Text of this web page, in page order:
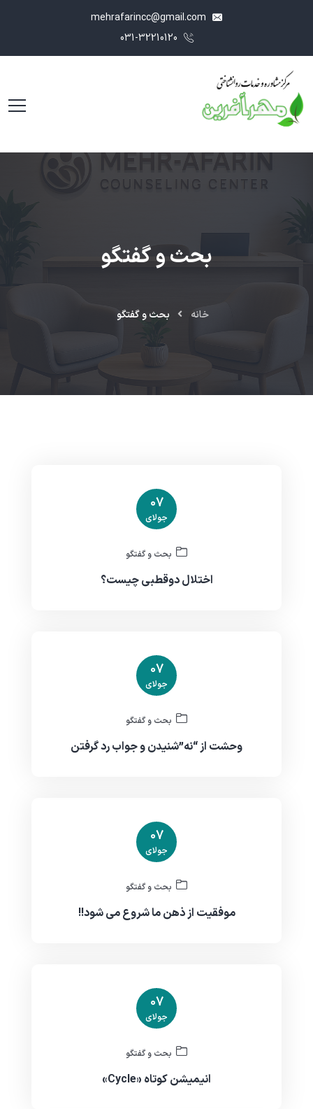
بحث و گفتگو
خانه بحث و گفتگو
07
جولای
بحث و گفتگو
اختلال دوقطبی چیست؟
07
جولای
بحث و گفتگو
وحشت از “نه”‌شنیدن و جواب رد گرفتن
07
جولای
بحث و گفتگو
موفقیت از ذهن ما شروع می شود!!
07
جولای
بحث و گفتگو
انیمیشن کوتاه «Cycle»